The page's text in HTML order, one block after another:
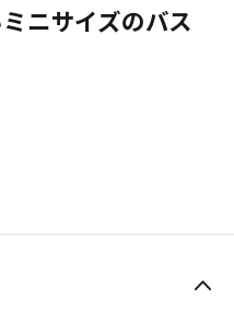
ニサイズのバス